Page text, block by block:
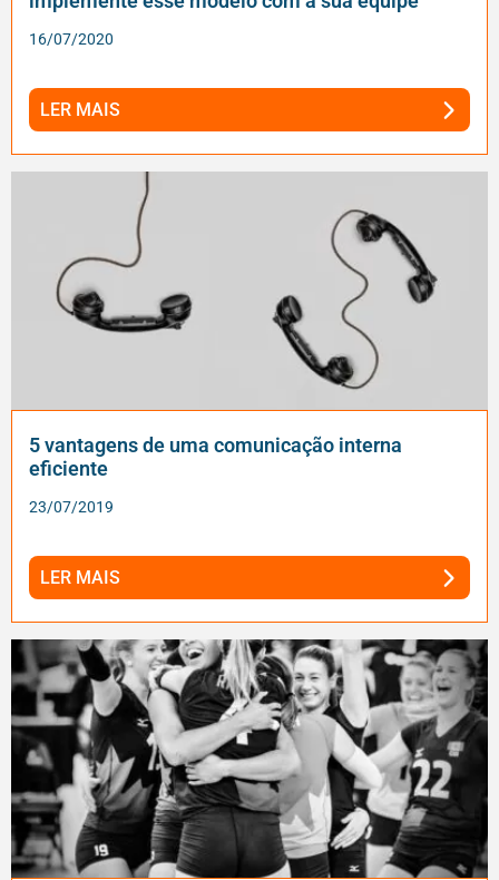
16/07/2020
LER MAIS
5 vantagens de uma comunicação interna
eficiente
23/07/2019
LER MAIS